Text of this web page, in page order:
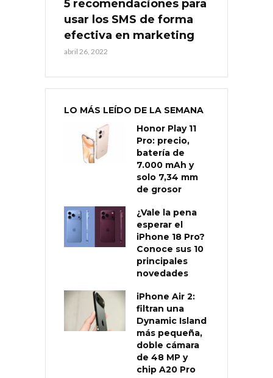
5 recomendaciones para
usar los SMS de forma
efectiva en marketing
abril 26, 2022
LO MÁS LEÍDO DE LA SEMANA
Honor Play 11
Pro: precio,
batería de
7.000 mAh y
solo 7,34 mm
de grosor
¿Vale la pena
esperar el
iPhone 18 Pro?
Conoce sus 10
principales
novedades
iPhone Air 2:
filtran una
Dynamic Island
más pequeña,
doble cámara
de 48 MP y
chip A20 Pro